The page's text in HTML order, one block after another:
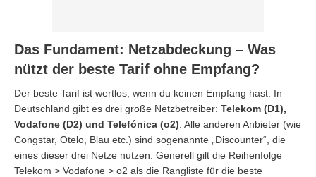
Das Fundament: Netzabdeckung – Was
nützt der beste Tarif ohne Empfang?
Der beste Tarif ist wertlos, wenn du keinen Empfang hast. In
Deutschland gibt es drei große Netzbetreiber: Telekom (D1),
Vodafone (D2) und Telefónica (o2) . Alle anderen Anbieter (wie
Congstar, Otelo, Blau etc.) sind sogenannte „Discounter“, die
eines dieser drei Netze nutzen. Generell gilt die Reihenfolge
Telekom > Vodafone > o2 als die Rangliste für die beste